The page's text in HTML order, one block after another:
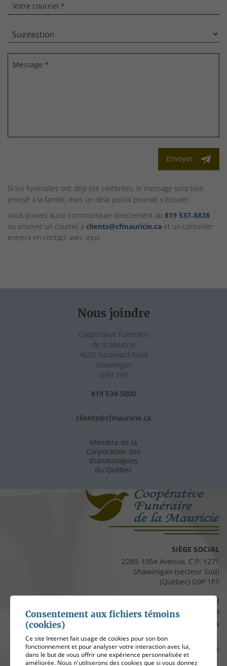
Votre courriel *
Message *
Envoyer
Si les funérailles ont déjà été célébrées, le message sera bien
envoyé à la famille, mais un délai postal pourrait s'écouler.
Vous pouvez aussi communiquer directement au 819 537‑8828
ou envoyer un courriel à clients@cfmauricie.ca et un conseiller
entrera en contact avec vous.
Nous joindre
Coopérative Funéraire
de la Mauricie
4620, boulevard Royal
Shawinigan
G9N 7X9
819 539-5000
clients@cfmauricie.ca
Membre de la
Corporation des
thanatologues
du Québec
SIÈGE SOCIAL
2280, 105e Avenue, C.P. 1271
Shawinigan (secteur Sud)
(Québec) G9P 1P1
819 537-8828
Télécopieur :819 537-8829
clients@cfmauricie.ca
Conditions d’utilisation et politique de confidentialité
Consentement aux fichiers témoins
(cookies)
Ce site Internet fait usage de cookies pour son bon
fonctionnement et pour analyser votre interaction avec lui,
dans le but de vous offrir une expérience personnalisée et
améliorée. Nous n'utiliserons des cookies que si vous donnez